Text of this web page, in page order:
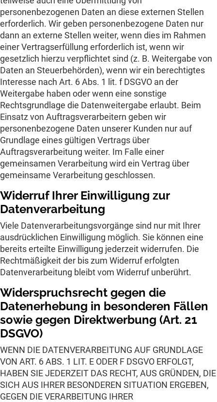
personenbezogenen Daten an diese externen Stellen
erforderlich. Wir geben personenbezogene Daten nur
dann an externe Stellen weiter, wenn dies im Rahmen
einer Vertragserfüllung erforderlich ist, wenn wir
gesetzlich hierzu verpflichtet sind (z. B. Weitergabe von
Daten an Steuerbehörden), wenn wir ein berechtigtes
Interesse nach Art. 6 Abs. 1 lit. f DSGVO an der
Weitergabe haben oder wenn eine sonstige
Rechtsgrundlage die Datenweitergabe erlaubt. Beim
Einsatz von Auftragsverarbeitern geben wir
personenbezogene Daten unserer Kunden nur auf
Grundlage eines gültigen Vertrags über
Auftragsverarbeitung weiter. Im Falle einer
gemeinsamen Verarbeitung wird ein Vertrag über
gemeinsame Verarbeitung geschlossen.
Widerruf Ihrer Einwilligung zur
Datenverarbeitung
Viele Datenverarbeitungsvorgänge sind nur mit Ihrer
ausdrücklichen Einwilligung möglich. Sie können eine
bereits erteilte Einwilligung jederzeit widerrufen. Die
Rechtmäßigkeit der bis zum Widerruf erfolgten
Datenverarbeitung bleibt vom Widerruf unberührt.
Widerspruchsrecht gegen die
Datenerhebung in besonderen Fällen
sowie gegen Direktwerbung (Art. 21
DSGVO)
WENN DIE DATENVERARBEITUNG AUF GRUNDLAGE
VON ART. 6 ABS. 1 LIT. E ODER F DSGVO ERFOLGT,
HABEN SIE JEDERZEIT DAS RECHT, AUS GRÜNDEN, DIE
SICH AUS IHRER BESONDEREN SITUATION ERGEBEN,
GEGEN DIE VERARBEITUNG IHRER